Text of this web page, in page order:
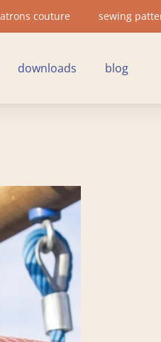
couture sewing
downloads blog